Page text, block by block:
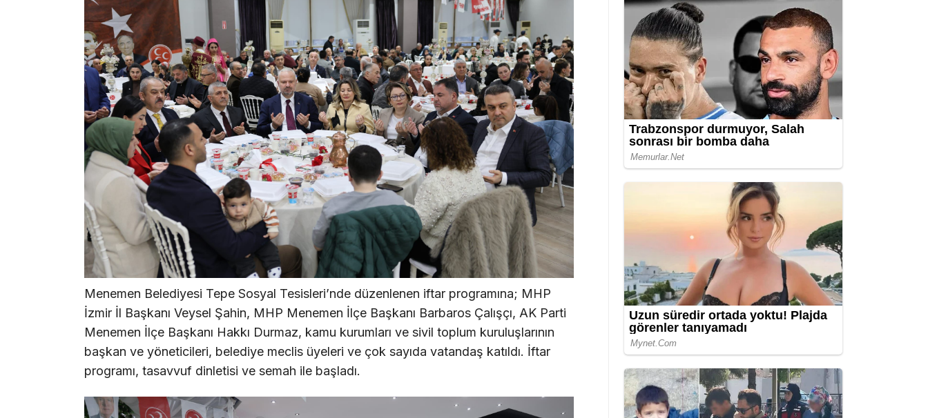
Menemen Belediyesi Tepe Sosyal Tesisleri’nde düzenlenen iftar programına; MHP
İzmir İl Başkanı Veysel Şahin, MHP Menemen İlçe Başkanı Barbaros Çalışçı, AK Parti
Menemen İlçe Başkanı Hakkı Durmaz, kamu kurumları ve sivil toplum kuruluşlarının
başkan ve yöneticileri, belediye meclis üyeleri ve çok sayıda vatandaş katıldı. İftar
programı, tasavvuf dinletisi ve semah ile başladı.